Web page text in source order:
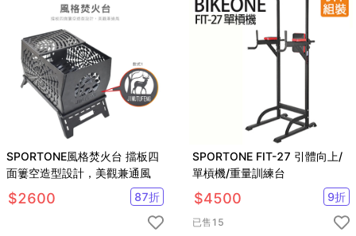
SPORTONE風格焚火台 擋板四
面簍空造型設計，美觀兼通風
$2600 87折
SPORTONE FIT-27 引體向上/
單槓機/重量訓練台
$4500 9折
已售 15